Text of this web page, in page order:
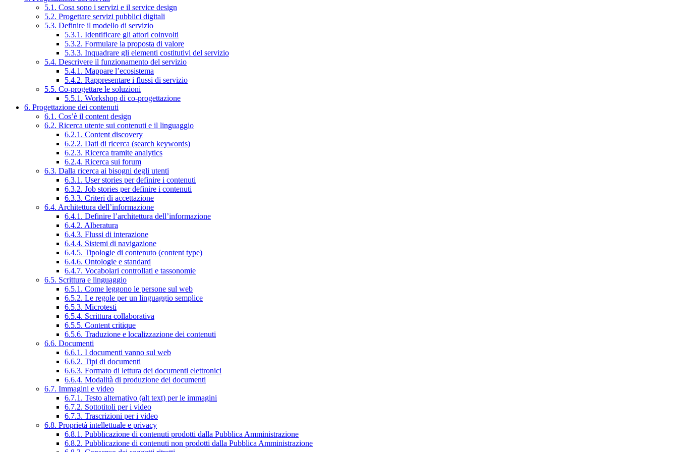
5.1. Cosa sono i servizi e il service design
5.2. Progettare servizi pubblici digitali
5.3. Definire il modello di servizio
5.3.1. Identificare gli attori coinvolti
5.3.2. Formulare la proposta di valore
5.3.3. Inquadrare gli elementi costitutivi del servizio
5.4. Descrivere il funzionamento del servizio
5.4.1. Mappare l’ecosistema
5.4.2. Rappresentare i flussi di servizio
5.5. Co-progettare le soluzioni
5.5.1. Workshop di co-progettazione
6. Progettazione dei contenuti
6.1. Cos’è il content design
6.2. Ricerca utente sui contenuti e il linguaggio
6.2.1. Content discovery
6.2.2. Dati di ricerca (search keywords)
6.2.3. Ricerca tramite analytics
6.2.4. Ricerca sui forum
6.3. Dalla ricerca ai bisogni degli utenti
6.3.1. User stories per definire i contenuti
6.3.2. Job stories per definire i contenuti
6.3.3. Criteri di accettazione
6.4. Architettura dell’informazione
6.4.1. Definire l’architettura dell’informazione
6.4.2. Alberatura
6.4.3. Flussi di interazione
6.4.4. Sistemi di navigazione
6.4.5. Tipologie di contenuto (content type)
6.4.6. Ontologie e standard
6.4.7. Vocabolari controllati e tassonomie
6.5. Scrittura e linguaggio
6.5.1. Come leggono le persone sul web
6.5.2. Le regole per un linguaggio semplice
6.5.3. Microtesti
6.5.4. Scrittura collaborativa
6.5.5. Content critique
6.5.6. Traduzione e localizzazione dei contenuti
6.6. Documenti
6.6.1. I documenti vanno sul web
6.6.2. Tipi di documenti
6.6.3. Formato di lettura dei documenti elettronici
6.6.4. Modalità di produzione dei documenti
6.7. Immagini e video
6.7.1. Testo alternativo (alt text) per le immagini
6.7.2. Sottotitoli per i video
6.7.3. Trascrizioni per i video
6.8. Proprietà intellettuale e privacy
6.8.1. Pubblicazione di contenuti prodotti dalla Pubblica Amministrazione
6.8.2. Pubblicazione di contenuti non prodotti dalla Pubblica Amministrazione